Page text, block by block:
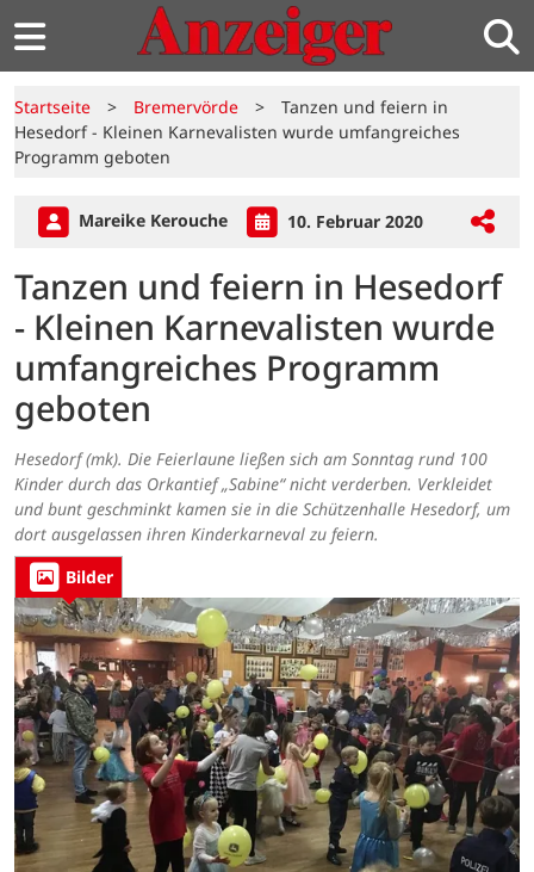
Startseite > Bremervörde >
Tanzen und feiern in
Hesedorf - Kleinen Karnevalisten wurde umfangreiches
Programm geboten
Mareike Kerouche 10. Februar 2020
Tanzen und feiern in Hesedorf
- Kleinen Karnevalisten wurde
umfangreiches Programm
geboten
Hesedorf (mk). Die Feierlaune ließen sich am Sonntag rund 100
Kinder durch das Orkantief „Sabine“ nicht verderben. Verkleidet
und bunt geschminkt kamen sie in die Schützenhalle Hesedorf, um
dort ausgelassen ihren Kinderkarneval zu feiern.
Bilder